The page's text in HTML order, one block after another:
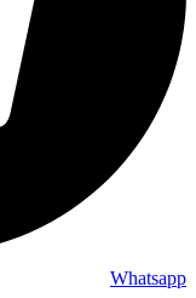
Whatsapp